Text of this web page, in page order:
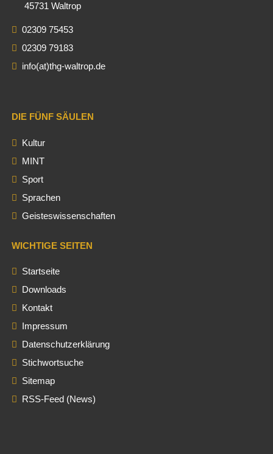
45731 Waltrop
02309 75453
02309 79183
info(at)thg-waltrop.de
DIE FÜNF SÄULEN
Kultur
MINT
Sport
Sprachen
Geisteswissenschaften
WICHTIGE SEITEN
Startseite
Downloads
Kontakt
Impressum
Datenschutzerklärung
Stichwortsuche
Sitemap
RSS-Feed (News)